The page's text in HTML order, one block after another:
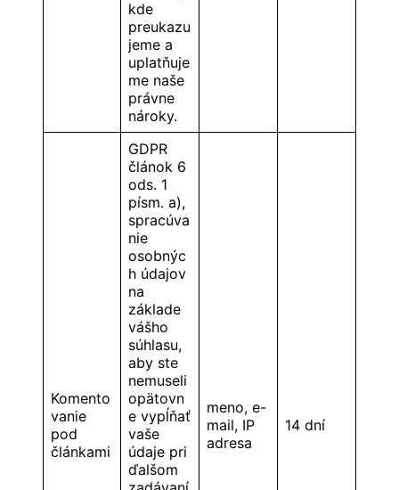
kde
preukazu
jeme a
uplatňuje
me naše
právne
nároky.
Komento
vanie
pod
článkami
GDPR
článok 6
ods. 1
písm. a),
spracúva
nie
osobnýc
h údajov
na
základe
vášho
súhlasu,
aby ste
nemuseli
opätovn
e vypĺňať
vaše
údaje pri
ďalšom
meno, e-
mail, IP
adresa
14 dní